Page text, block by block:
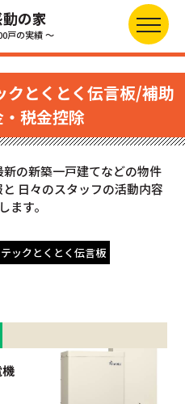
動の家
戸の実績 ～
とくとく伝言板/補助
税金控除
の新築一戸建てなどの物件
日々のスタッフの活動内容
ます。
テックとくとく伝言板
機